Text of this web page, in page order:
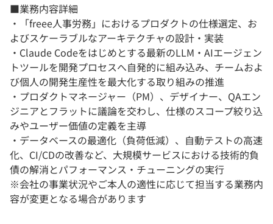
■業務内容詳細
・「freee人事労務」におけるプロダクトの仕様選定、お
よびスケーラブルなアーキテクチャの設計・実装
・Claude Codeをはじめとする最新のLLM・AIエージェン
トツールを開発プロセスへ自発的に組み込み、チームおよ
び個人の開発生産性を最大化する取り組みの推進
・プロダクトマネージャー（PM）、デザイナー、QAエン
ジニアとフラットに議論を交わし、仕様のスコープ絞り込
みやユーザー価値の定義を主導
・データベースの最適化（負荷低減）、自動テストの高速
化、CI/CDの改善など、大規模サービスにおける技術的負
債の解消とパフォーマンス・チューニングの実行
※会社の事業状況やご本人の適性に応じて担当する業務内
容が変更となる場合があります